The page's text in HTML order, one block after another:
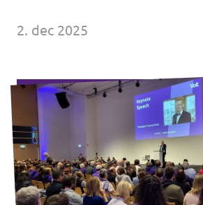
Podprite nas
2. dec 2025